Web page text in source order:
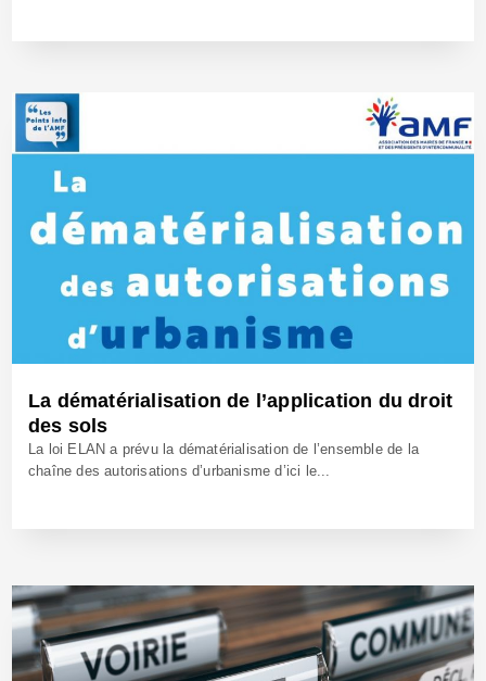
10 Fév 2021 - Réf: BW40591
La dématérialisation de l’application du droit
des sols
La loi ELAN a prévu la dématérialisation de l’ensemble de la
chaîne des autorisations d’urbanisme d’ici le...
23 Nov 2020 - Réf: BW40457